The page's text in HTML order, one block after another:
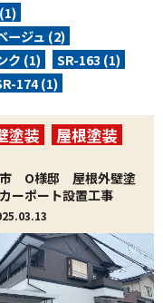
ージュ (2)
ク (1)
SR-163 (1)
174 (1)
O様邸 屋根外壁塗
ーポート設置工事
塗装
屋根塗装